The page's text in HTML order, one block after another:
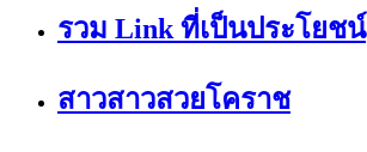
รวม Link ที่เป็นประโยชน์
สาวสาวสวยโคราช